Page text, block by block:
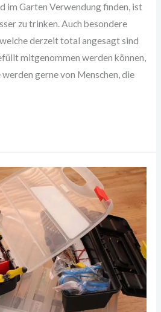
im Garten Verwendung finden, ist
zu trinken. Auch besondere
derzeit total angesagt sind
mitgenommen werden können,
gerne von Menschen, die